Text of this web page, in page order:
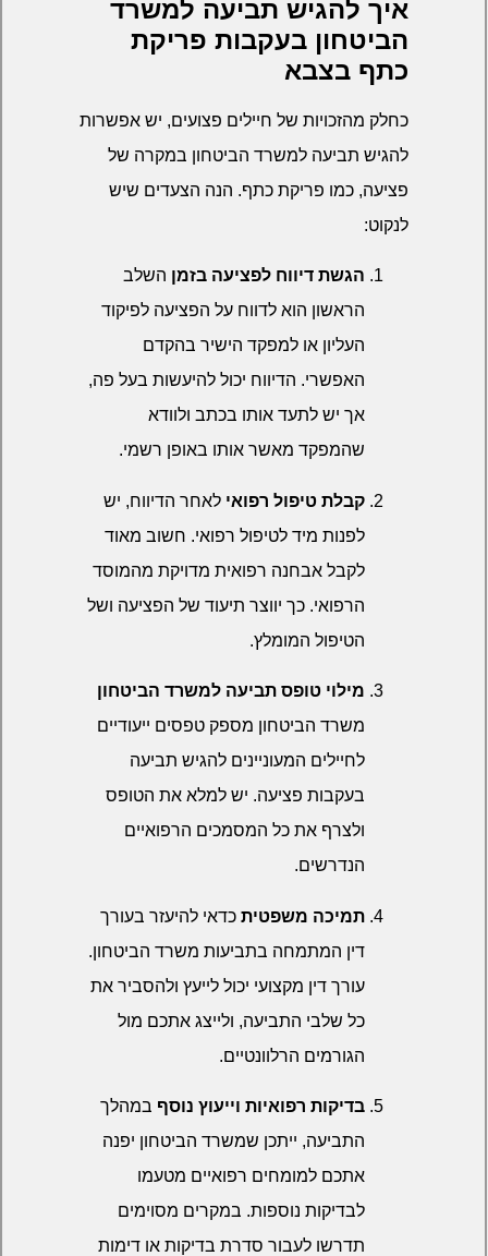
איך להגיש תביעה למשרד
הביטחון בעקבות פריקת
כתף בצבא
כחלק מהזכויות של חיילים פצועים, יש אפשרות
להגיש תביעה למשרד הביטחון במקרה של
פציעה, כמו פריקת כתף. הנה הצעדים שיש
לנקוט:
הגשת דיווח לפציעה בזמן השלב
הראשון הוא לדווח על הפציעה לפיקוד
העליון או למפקד הישיר בהקדם
האפשרי. הדיווח יכול להיעשות בעל פה,
אך יש לתעד אותו בכתב ולוודא
שהמפקד מאשר אותו באופן רשמי.
קבלת טיפול רפואי לאחר הדיווח, יש
לפנות מיד לטיפול רפואי. חשוב מאוד
לקבל אבחנה רפואית מדויקת מהמוסד
הרפואי. כך יווצר תיעוד של הפציעה ושל
הטיפול המומלץ.
מילוי טופס תביעה למשרד הביטחון
משרד הביטחון מספק טפסים ייעודיים
לחיילים המעוניינים להגיש תביעה
בעקבות פציעה. יש למלא את הטופס
ולצרף את כל המסמכים הרפואיים
הנדרשים.
תמיכה משפטית כדאי להיעזר בעורך
דין המתמחה בתביעות משרד הביטחון.
עורך דין מקצועי יכול לייעץ ולהסביר את
כל שלבי התביעה, ולייצג אתכם מול
הגורמים הרלוונטיים.
בדיקות רפואיות וייעוץ נוסף במהלך
התביעה, ייתכן שמשרד הביטחון יפנה
אתכם למומחים רפואיים מטעמו
לבדיקות נוספות. במקרים מסוימים
תדרשו לעבור סדרת בדיקות או דימות